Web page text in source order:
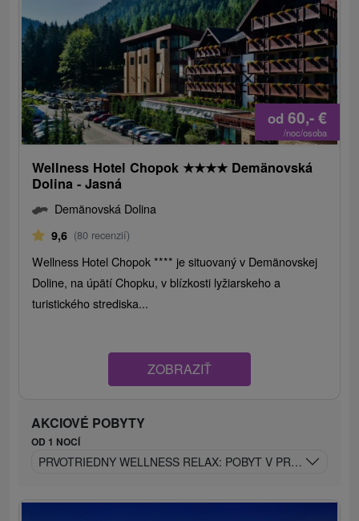
od 60,-€
/noc/osoba
Wellness Hotel Chopok ★★★★ Demänovská
Dolina - Jasná
Demänovská Dolina
9,6 (80 recenzií)
Wellness Hotel Chopok **** je situovaný v Demänovskej
Doline, na úpätí Chopku, v blízkosti lyžiarskeho a
turistického strediska...
ZOBRAZIŤ
AKCIOVÉ POBYTY
OD 1 NOCÍ
PRVOTRIEDNY WELLNESS RELAX: POBYT V PRÉMIOVOM